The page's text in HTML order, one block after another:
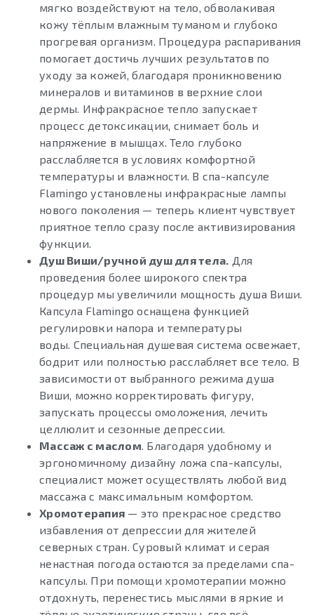
мягко воздействуют на тело, обволакивая
кожу тёплым влажным туманом и глубоко
прогревая организм. Процедура распаривания
помогает достичь лучших результатов по
уходу за кожей, благодаря проникновению
минералов и витаминов в верхние слои
дермы. Инфракрасное тепло запускает
процесс детоксикации, снимает боль и
напряжение в мышцах. Тело глубоко
расслабляется в условиях комфортной
температуры и влажности. В спа-капсуле
Flamingo установлены инфракрасные лампы
нового поколения — теперь клиент чувствует
приятное тепло сразу после активизирования
функции.
Душ Виши/ручной душ для тела. Для
проведения более широкого спектра
процедур мы увеличили мощность душа Виши.
Капсула Flamingo оснащена функцией
регулировки напора и температуры
воды. Специальная душевая система освежает,
бодрит или полностью расслабляет все тело. В
зависимости от выбранного режима душа
Виши, можно корректировать фигуру,
запускать процессы омоложения, лечить
целлюлит и сезонные депрессии.
Массаж с маслом. Благодаря удобному и
эргономичному дизайну ложа спа-капсулы,
специалист может осуществлять любой вид
массажа с максимальным комфортом.
Хромотерапия — это прекрасное средство
избавления от депрессии для жителей
северных стран. Суровый климат и серая
ненастная погода остаются за пределами спа-
капсулы. При помощи хромотерапии можно
отдохнуть, перенестись мыслями в яркие и